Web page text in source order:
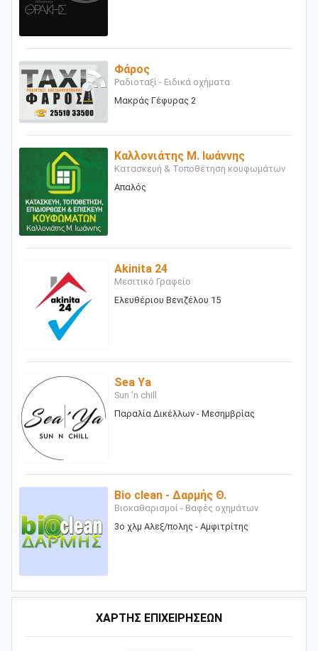
Φάρος
Ραδιοταξί - Ειδικά οχήματα
Μακράς Γέφυρας 2
Καλλονιάτης Μ. Ιωάννης
Κατασκευή & Τοποθέτηση κουφωμάτων
Απαλός
Akinita 24
Μεσιτικό Γραφείο
Ελευθέριου Βενιζέλου 15
Sea Ya
Sun 'n chill
Παραλία Δικέλλων - Μεσημβρίας
Bio clean - Δαρμής Θ.
Βιοκαθαρισμοί - Βαφές οχημάτων
3ο χλμ Αλεξ/πολης - Αμφιτρίτης
ΧΑΡΤΗΣ ΕΠΙΧΕΙΡΗΣΕΩΝ